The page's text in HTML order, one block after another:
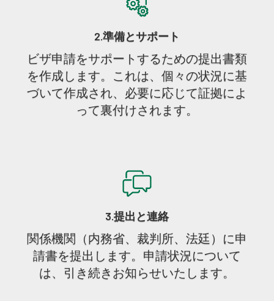
2.準備とサポート
ビザ申請をサポートするための提出書類
を作成します。これは、個々の状況に基
づいて作成され、必要に応じて証拠によ
って裏付けされます。
3.提出と連絡
関係機関（内務省、裁判所、法廷）に申
請書を提出します。申請状況について
は、引き続きお知らせいたします。